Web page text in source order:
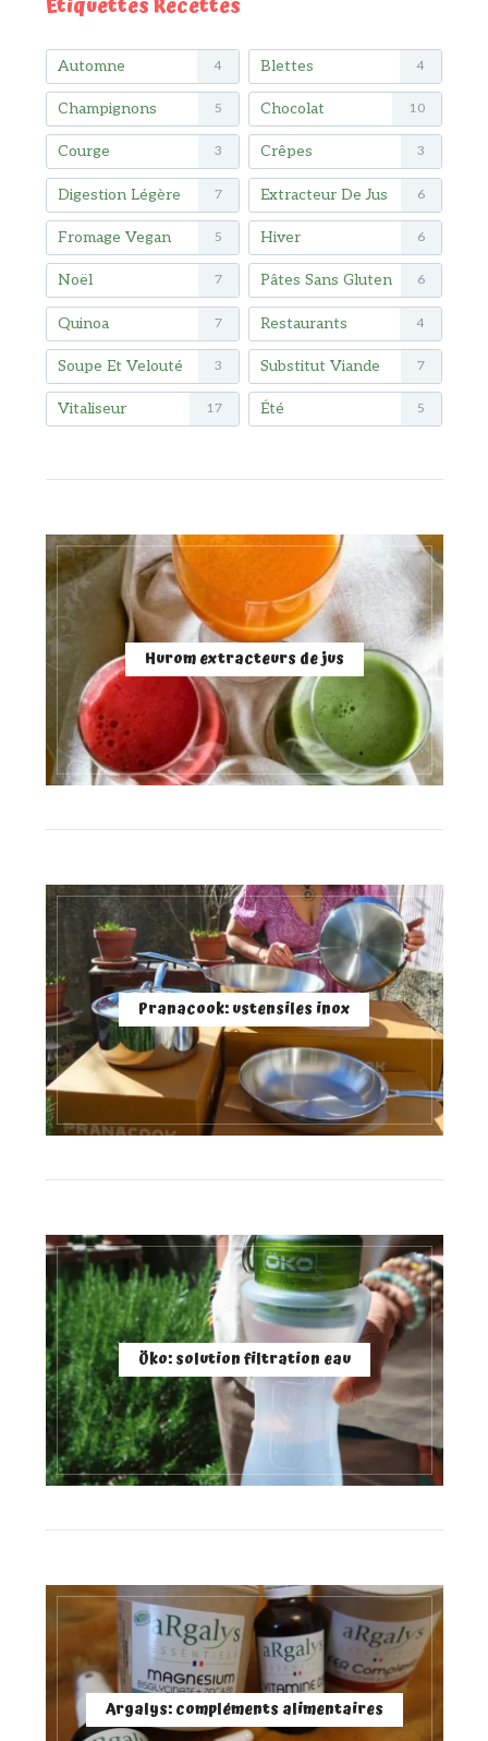
Automne 4 Blettes 4
Champignons 5 Chocolat 10
Courge 3 Crêpes 3
Digestion Légère 7 Extracteur De Jus 6
Fromage Vegan 5 Hiver 6
Noël 7 Pâtes Sans Gluten 6
Quinoa 7 Restaurants 4
Soupe Et Velouté 3 Substitut Viande 7
Vitaliseur 17 Été 5
Hurom extracteurs de jus
Pranacook: ustensiles inox
Öko: solution filtration eau
Argalys: compléments alimentaires